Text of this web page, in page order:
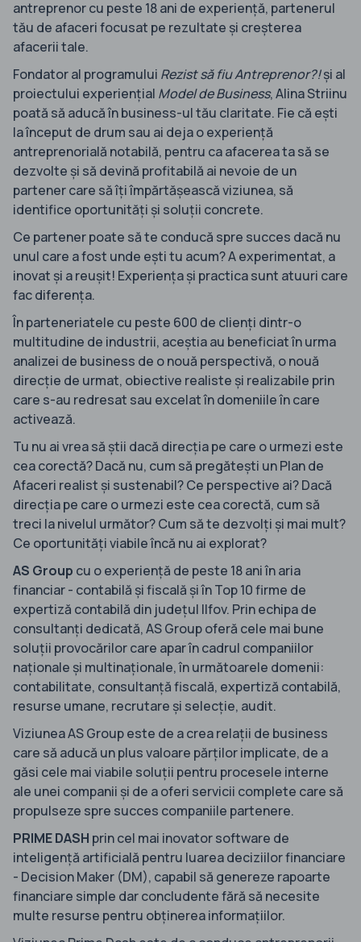
antreprenor cu peste 18 ani de experiență, partenerul
tău de afaceri focusat pe rezultate și creșterea
afacerii tale.
Fondator al programului Rezist să fiu Antreprenor?!și al
proiectului experiențial Model de Business, Alina Striinu
poată să aducă în business-ul tău claritate. Fie că ești
la început de drum sau ai deja o experiență
antreprenorială notabilă, pentru ca afacerea ta să se
dezvolte și să devină profitabilă ai nevoie de un
partener care să îți împărtășească viziunea, să
identifice oportunități și soluții concrete.
Ce partener poate să te conducă spre succes dacă nu
unul care a fost unde ești tu acum? A experimentat, a
inovat și a reușit! Experiența și practica sunt atuuri care
fac diferența.
În parteneriatele cu peste 600 de clienți dintr-o
multitudine de industrii, aceștia au beneficiat în urma
analizei de business de o nouă perspectivă, o nouă
direcție de urmat, obiective realiste și realizabile prin
care s-au redresat sau excelat în domeniile în care
activează.
Tu nu ai vrea să știi dacă direcția pe care o urmezi este
cea corectă? Dacă nu, cum să pregătești un Plan de
Afaceri realist și sustenabil? Ce perspective ai? Dacă
direcția pe care o urmezi este cea corectă, cum să
treci la nivelul următor? Cum să te dezvolți și mai mult?
Ce oportunități viabile încă nu ai explorat?
AS Group cu o experiență de peste 18 ani în aria
financiar - contabilă și fiscală și în Top 10 firme de
expertiză contabilă din județul Ilfov. Prin echipa de
consultanți dedicată, AS Group oferă cele mai bune
soluții provocărilor care apar în cadrul companiilor
naționale și multinaționale, în următoarele domenii:
contabilitate, consultanță fiscală, expertiză contabilă,
resurse umane, recrutare și selecție, audit.
Viziunea AS Group este de a crea relații de business
care să aducă un plus valoare părților implicate, de a
găsi cele mai viabile soluții pentru procesele interne
ale unei companii și de a oferi servicii complete care să
propulseze spre succes companiile partenere.
PRIME DASH prin cel mai inovator software de
inteligență artificială pentru luarea deciziilor financiare
- Decision Maker (DM), capabil să genereze rapoarte
financiare simple dar concludente fără să necesite
multe resurse pentru obținerea informațiilor.